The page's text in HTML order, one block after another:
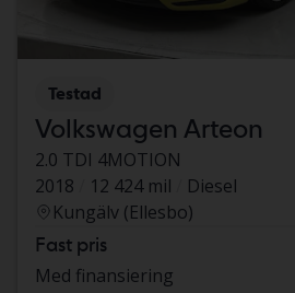
Testad
Volkswagen Arteon
2.0 TDI 4MOTION
2018
12 424 mil
Diesel
Kungälv (Ellesbo)
Fast pris
Med finansiering